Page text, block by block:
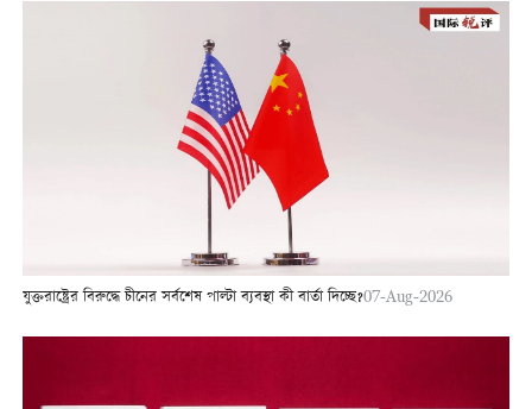
যুক্তরাষ্ট্রের বিরুদ্ধে চীনের সর্বশেষ পাল্টা ব্যবস্থা কী বার্তা দিচ্ছে?07-Aug-2026